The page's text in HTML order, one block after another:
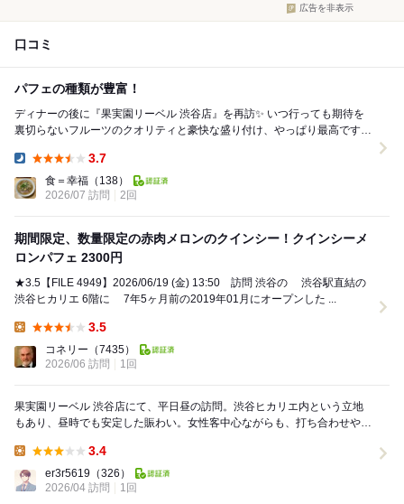
広告を非表示
口コミ
パフェの種類が豊富！
ディナーの後に『果実園リーベル 渋谷店』を再訪✨ いつ行っても期待を
裏切らないフルーツのクオリティと豪快な盛り付け、やっぱり最高です
3.7
食＝幸福 （138）
2026/07 訪問
2回
期間限定、数量限定の赤肉メロンのクインシー！クインシーメ
ロンパフェ 2300円
★3.5【FILE 4949】2026/06/19 (金) 13:50 訪問 渋谷の 渋谷駅直結の
渋谷ヒカリエ 6階に 7年5ヶ月前の2019年01月にオープンした ...
3.5
コネリー （7435）
2026/06 訪問
1回
果実園リーベル 渋谷店にて、平日昼の訪問。渋谷ヒカリエ内という立地
もあり、昼時でも安定した賑わい。女性客中心ながらも、打ち合わせや一
3.4
er3r5619 （326）
2026/04 訪問
1回